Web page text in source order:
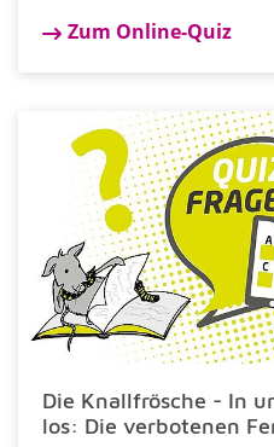
Zum Online-Quiz
Die Knallfrösche - In
los: Die verbotenen